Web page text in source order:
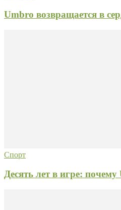
Umbro возвращается в
Спорт
Десять лет в игре: